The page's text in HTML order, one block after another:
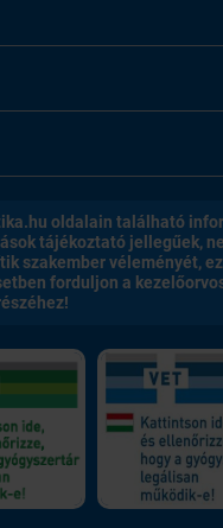
oldalain található
tájékoztató jellegűek,
szakember véleményét,
forduljon a